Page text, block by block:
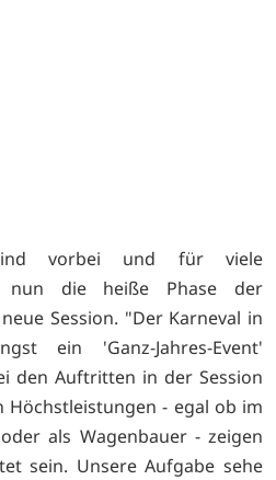
vorbei und für viele
nun die heiße Phase der
Session. "Der Karneval in
ein 'Ganz-Jahres-Event'
den Auftritten in der Session
Höchstleistungen - egal ob im
als Wagenbauer - zeigen
sein. Unsere Aufgabe sehe